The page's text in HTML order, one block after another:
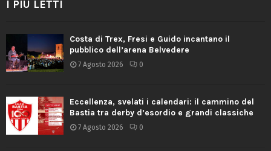
I PIÙ LETTI
Costa di Trex, Fresi e Guido incantano il
pubblico dell’arena Belvedere
7 Agosto 2026 0
Eccellenza, svelati i calendari: il cammino del
Bastia tra derby d’esordio e grandi classiche
7 Agosto 2026 0